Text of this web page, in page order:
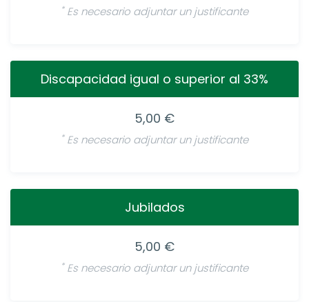
*Es necesario adjuntar un justificante
Discapacidad igual o superior al 33%
5,00 €
*Es necesario adjuntar un justificante
Jubilados
5,00 €
*Es necesario adjuntar un justificante